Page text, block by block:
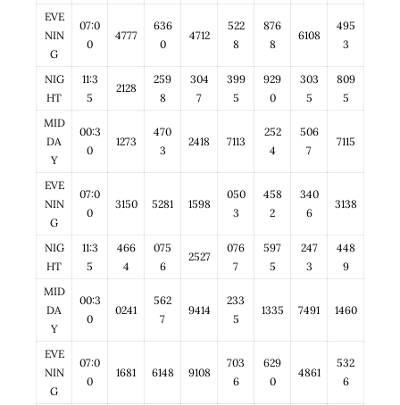
EVE
NIN
G
07:0
0
4777
636
0
4712
522
8
876
8
6108
495
3
NIG
HT
11:3
5
2128
259
8
304
7
399
5
929
0
303
5
809
5
MID
DA
Y
00:3
0
1273
470
3
2418 7113
252
4
506
7
7115
EVE
NIN
G
07:0
0
3150 5281 1598
050
3
458
2
340
6
3138
NIG
HT
11:3
5
466
4
075
6
2527
076
7
597
5
247
3
448
9
MID
DA
Y
00:3
0
0241
562
7
9414
233
5
1335 7491 1460
EVE
NIN
G
07:0
0
1681 6148 9108
703
6
629
0
4861
532
6